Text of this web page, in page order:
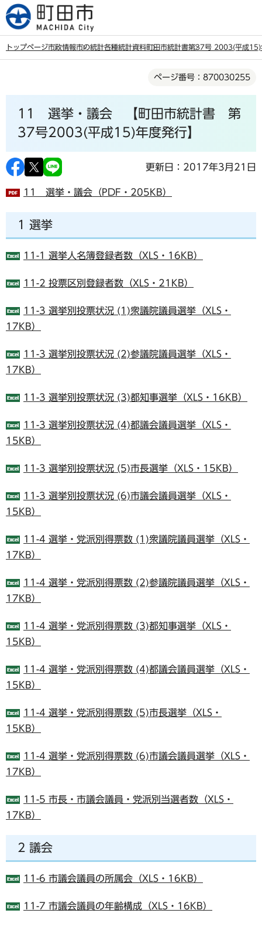
こ
の
トップページ市政情報市の統計各種統計資料町田市統計書第37号 2003(平成15)
ページ番号：870030255
11 選挙・議会 【町田市統計書 第
37号2003(平成15)年度発行】
更新日：2017年3月21日
11 選挙・議会（PDF・205KB）
1 選挙
11-1 選挙人名簿登録者数（XLS・16KB）
11-2 投票区別登録者数（XLS・21KB）
11-3 選挙別投票状況 (1)衆議院議員選挙（XLS・
17KB）
11-3 選挙別投票状況 (2)参議院議員選挙（XLS・
17KB）
11-3 選挙別投票状況 (3)都知事選挙（XLS・16KB）
11-3 選挙別投票状況 (4)都議会議員選挙（XLS・
15KB）
11-3 選挙別投票状況 (5)市長選挙（XLS・15KB）
11-3 選挙別投票状況 (6)市議会議員選挙（XLS・
15KB）
11-4 選挙・党派別得票数 (1)衆議院議員選挙（XLS・
17KB）
11-4 選挙・党派別得票数 (2)参議院議員選挙（XLS・
17KB）
11-4 選挙・党派別得票数 (3)都知事選挙（XLS・
15KB）
11-4 選挙・党派別得票数 (4)都議会議員選挙（XLS・
15KB）
11-4 選挙・党派別得票数 (5)市長選挙（XLS・
15KB）
11-4 選挙・党派別得票数 (6)市議会議員選挙（XLS・
17KB）
11-5 市長・市議会議員・党派別当選者数（XLS・
17KB）
2 議会
11-6 市議会議員の所属会（XLS・16KB）
11-7 市議会議員の年齢構成（XLS・16KB）